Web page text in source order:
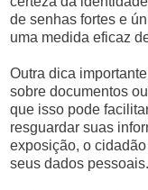
de senhas fortes e
uma medida eficaz
Outra dica
sobre documentos
que isso pode
resguardar suas
exposição, o
seus dados pessoais.